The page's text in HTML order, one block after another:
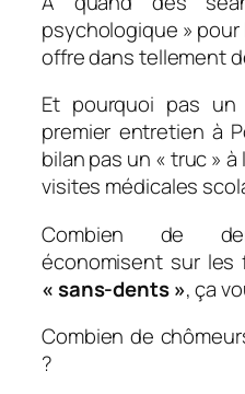
psychologique »
offre dans tellement
Et pourquoi pas
premier entretien à
bilan pas un « truc »
visites médicales
Combien de
économisent sur
« sans-dents », ça
Combien de
?